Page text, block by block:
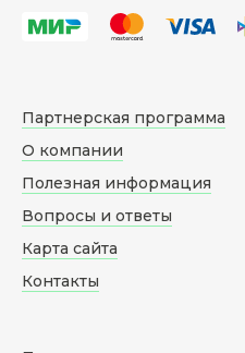
Партнерская программа
О компании
Полезная информация
Вопросы и ответы
Карта сайта
Контакты